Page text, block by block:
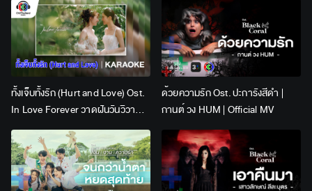
ทั้งเจ็บทั้งรัก (Hurt and Love) Ost.
In Love Forever วาดฝันวันวิวาห์ |
Lingling Kwong x Orm
Kornnaphat | Official Karaoke
ด้วยความรัก Ost. ปะการังสีดำ |
กานต์ วง HUM | Official MV